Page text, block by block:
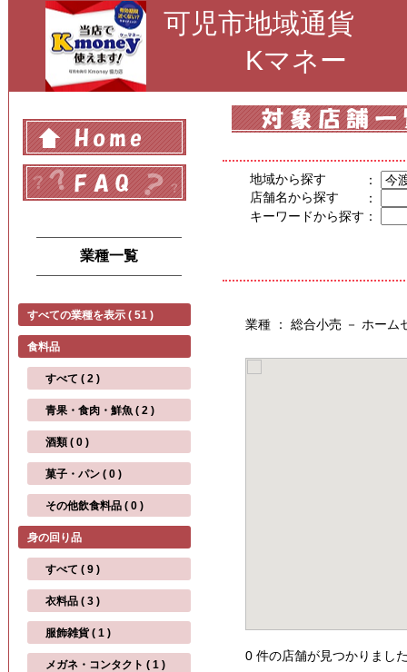
可児市地域通貨
Kマネー
業種一覧
すべての業種を表示 ( 51 )
食料品
すべて ( 2 )
青果・食肉・鮮魚 ( 2 )
酒類 ( 0 )
菓子・パン ( 0 )
その他飲食料品 ( 0 )
身の回り品
すべて ( 9 )
衣料品 ( 3 )
服飾雑貨 ( 1 )
メガネ・コンタクト ( 1 )
地域から探す
：
店舗名から探す
：
キーワードから探す ：
業種 ： 総合小売 － ホー
0 件の店舗が見つかりまし